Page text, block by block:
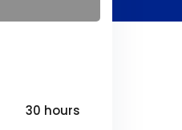
30 hours